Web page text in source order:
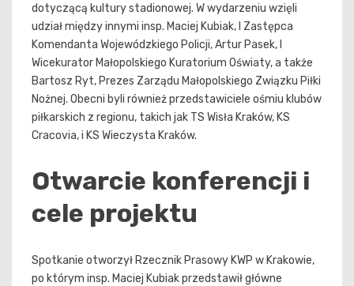
dotyczącą kultury stadionowej. W wydarzeniu wzięli
udział między innymi insp. Maciej Kubiak, I Zastępca
Komendanta Wojewódzkiego Policji, Artur Pasek, I
Wicekurator Małopolskiego Kuratorium Oświaty, a także
Bartosz Ryt, Prezes Zarządu Małopolskiego Związku Piłki
Nożnej. Obecni byli również przedstawiciele ośmiu klubów
piłkarskich z regionu, takich jak TS Wisła Kraków, KS
Cracovia, i KS Wieczysta Kraków.
Otwarcie konferencji i
cele projektu
Spotkanie otworzył Rzecznik Prasowy KWP w Krakowie,
po którym insp. Maciej Kubiak przedstawił główne